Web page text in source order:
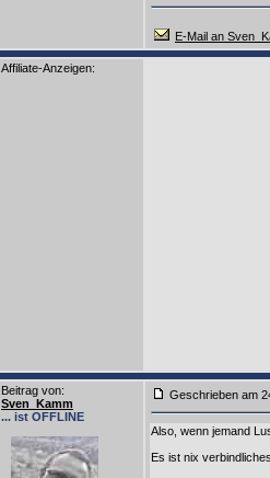
E-Mail an
Affiliate-Anzeigen:
Beitrag von:
Sven_Kamm
... ist OFFLINE
Geschrieben
Also, wenn jemand
Es ist nix